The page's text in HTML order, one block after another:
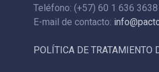
Teléfono: (+57) 60 1 636 3638
E-mail de contacto:
POLÍTICA DE TRATAMIENTO